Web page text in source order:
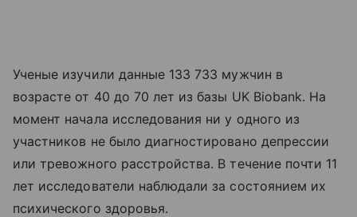
Ученые изучили данные 133 733 мужчин в
возрасте от 40 до 70 лет из базы UK Biobank. На
момент начала исследования ни у одного из
участников не было диагностировано депрессии
или тревожного расстройства. В течение почти 11
лет исследователи наблюдали за состоянием их
психического здоровья.